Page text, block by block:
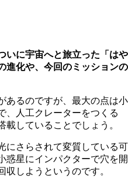
に宇宙へと旅立った「はや
進化や、今回のミッションの
るのですが、最大の点は小
、人工クレーターをつくる
載していることでしょう。
にさらされて変質している可
惑星にインパクターで穴を開
しようというのです。